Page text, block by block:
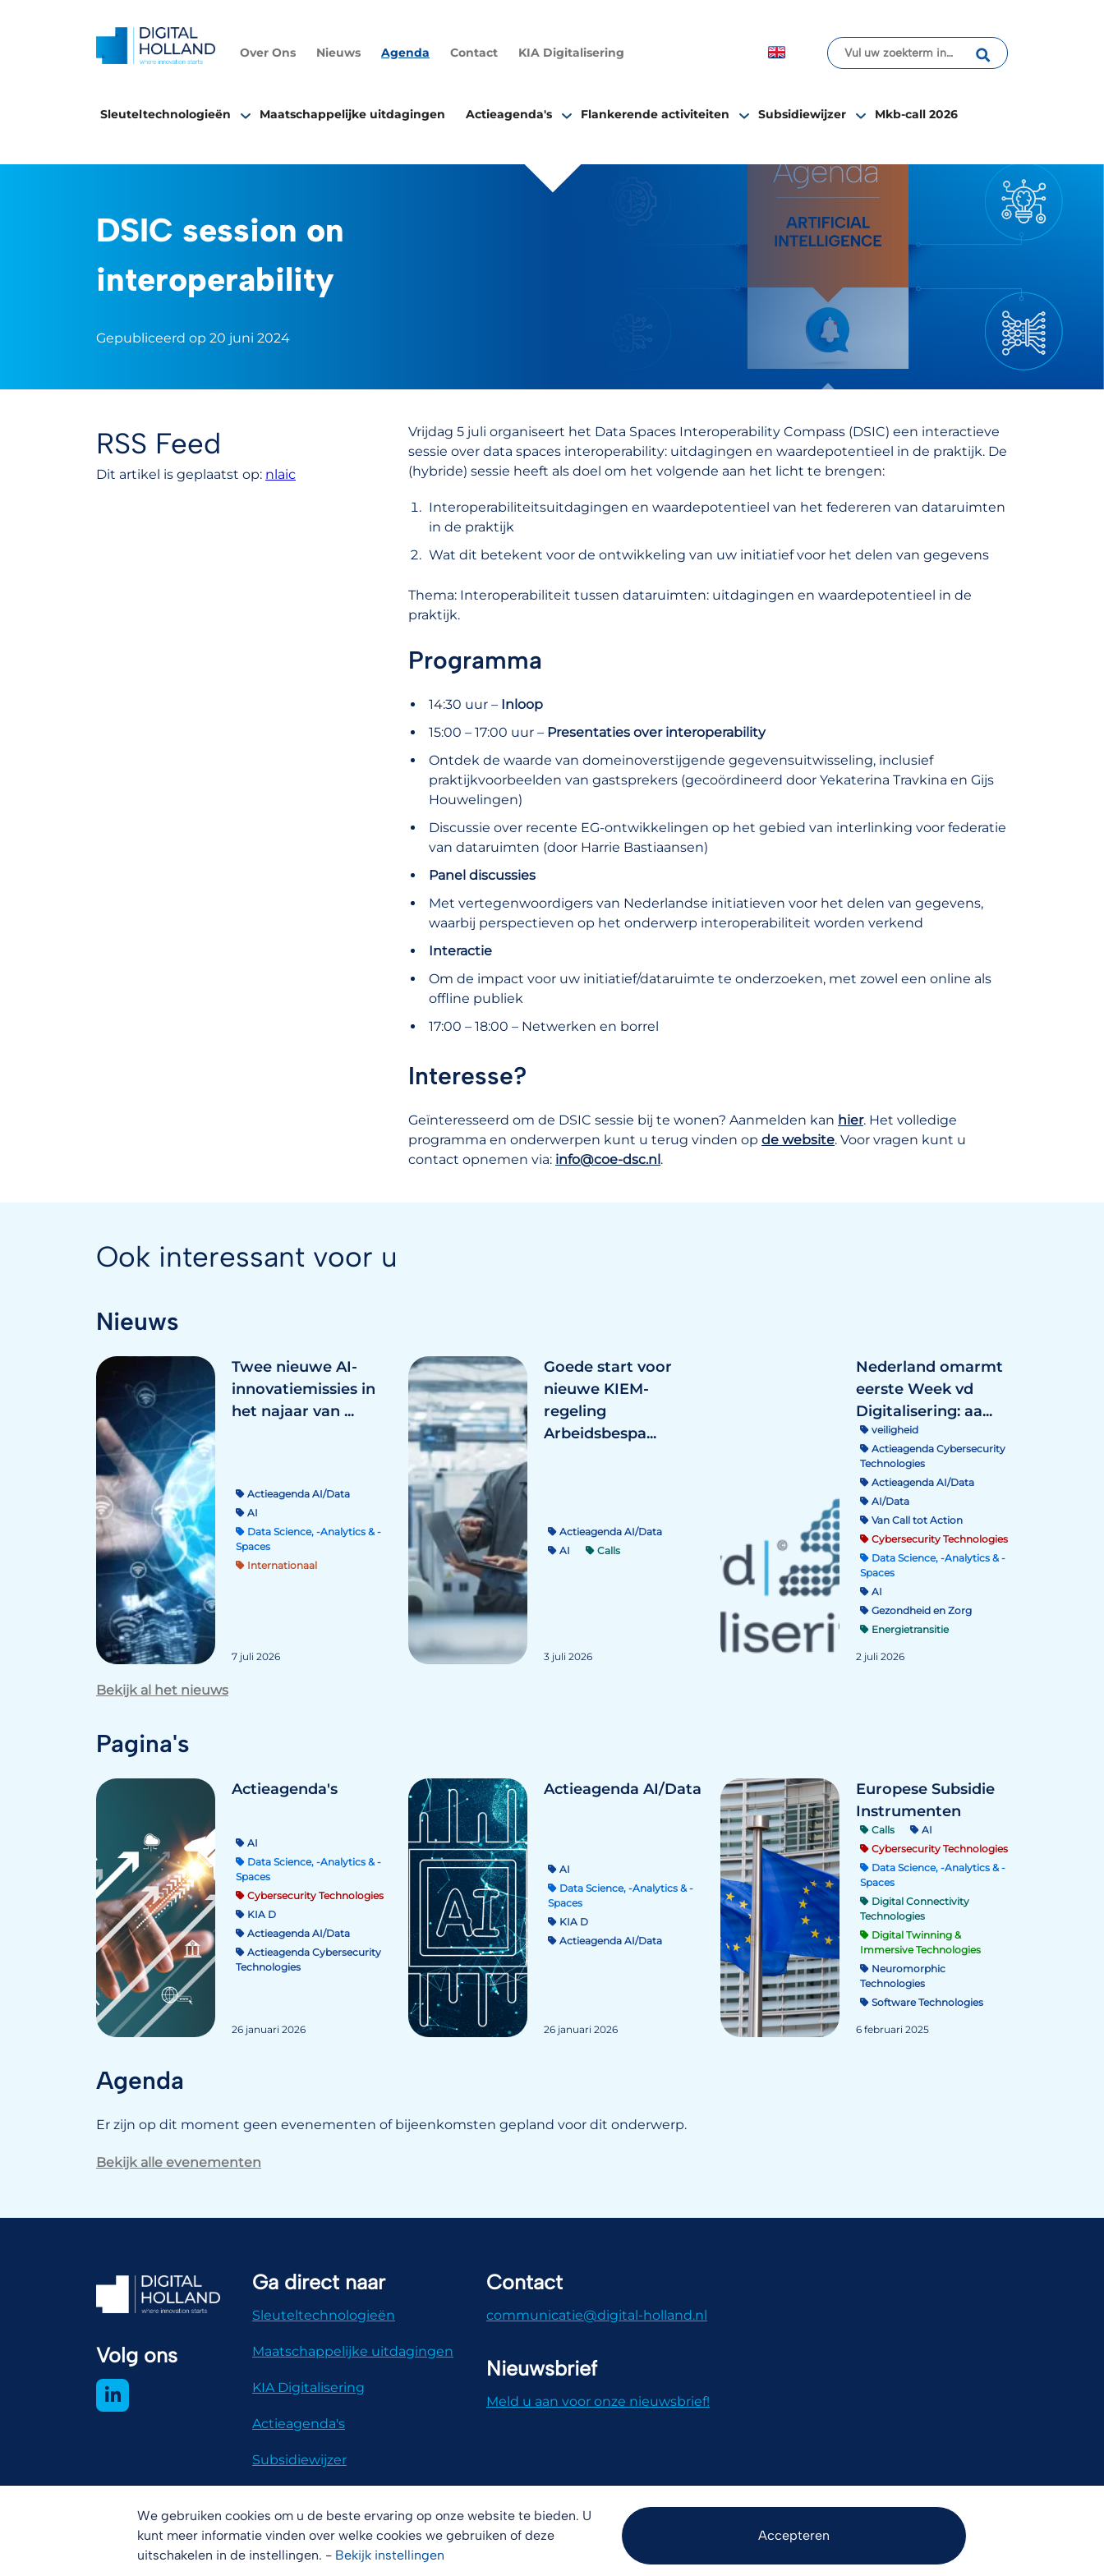
We gebruiken cookies om u de beste ervaring op onze website te bieden. U
kunt meer informatie vinden over welke cookies we gebruiken of deze
uitschakelen in de instellingen. - Bekijk instellingen
Accepteren
Over Ons Nieuws Agenda Contact KIA Digitalisering
Sleuteltechnologieën Maatschappelijke uitdagingen Actieagenda's Flankerende activiteiten Subsidiewijzer Mkb-call 2026
DSIC session on
interoperability
Gepubliceerd op 20 juni 2024
RSS Feed
Dit artikel is geplaatst op: nlaic
Vrijdag 5 juli organiseert het Data Spaces Interoperability Compass (DSIC) een interactieve
sessie over data spaces interoperability: uitdagingen en waardepotentieel in de praktijk. De
(hybride) sessie heeft als doel om het volgende aan het licht te brengen:
Interoperabiliteitsuitdagingen en waardepotentieel van het federeren van dataruimten
in de praktijk
Wat dit betekent voor de ontwikkeling van uw initiatief voor het delen van gegevens
Thema: Interoperabiliteit tussen dataruimten: uitdagingen en waardepotentieel in de
praktijk.
Programma
14:30 uur – Inloop
15:00 – 17:00 uur – Presentaties over interoperability
Ontdek de waarde van domeinoverstijgende gegevensuitwisseling, inclusief
praktijkvoorbeelden van gastsprekers (gecoördineerd door Yekaterina Travkina en Gijs
Houwelingen)
Discussie over recente EG-ontwikkelingen op het gebied van interlinking voor federatie
van dataruimten (door Harrie Bastiaansen)
Panel discussies
Met vertegenwoordigers van Nederlandse initiatieven voor het delen van gegevens,
waarbij perspectieven op het onderwerp interoperabiliteit worden verkend
Interactie
Om de impact voor uw initiatief/dataruimte te onderzoeken, met zowel een online als
offline publiek
17:00 – 18:00 – Netwerken en borrel
Interesse?
Geïnteresseerd om de DSIC sessie bij te wonen? Aanmelden kan hier. Het volledige
programma en onderwerpen kunt u terug vinden op de website. Voor vragen kunt u
contact opnemen via: info@coe-dsc.nl.
Ook interessant voor u
Nieuws
Twee nieuwe AI-
innovatiemissies in
het najaar van ...
Actieagenda AI/Data
AI
Data Science, -Analytics & -
Spaces
Internationaal
7 juli 2026
Goede start voor
nieuwe KIEM-
regeling
Arbeidsbespa...
Actieagenda AI/Data
AI
Calls
3 juli 2026
Nederland omarmt
eerste Week vd
Digitalisering: aa...
veiligheid
Actieagenda Cybersecurity
Technologies
Actieagenda AI/Data
AI/Data
Van Call tot Action
Cybersecurity Technologies
Data Science, -Analytics & -
Spaces
AI
Gezondheid en Zorg
Energietransitie
2 juli 2026
Bekijk al het nieuws
Pagina's
Actieagenda's
AI
Data Science, -Analytics & -
Spaces
Cybersecurity Technologies
KIA D
Actieagenda AI/Data
Actieagenda Cybersecurity
Technologies
26 januari 2026
Actieagenda AI/Data
AI
Data Science, -Analytics & -
Spaces
KIA D
Actieagenda AI/Data
26 januari 2026
Europese Subsidie
Instrumenten
Calls
AI
Cybersecurity Technologies
Data Science, -Analytics & -
Spaces
Digital Connectivity
Technologies
Digital Twinning &
Immersive Technologies
Neuromorphic
Technologies
Software Technologies
6 februari 2025
Agenda
Er zijn op dit moment geen evenementen of bijeenkomsten gepland voor dit onderwerp.
Bekijk alle evenementen
Volg ons
Ga direct naar
Sleuteltechnologieën
Maatschappelijke uitdagingen
KIA Digitalisering
Actieagenda's
Subsidiewijzer
Contact
communicatie@digital-holland.nl
Nieuwsbrief
Meld u aan voor onze nieuwsbrief!
DisclaimerCopyrightCookies